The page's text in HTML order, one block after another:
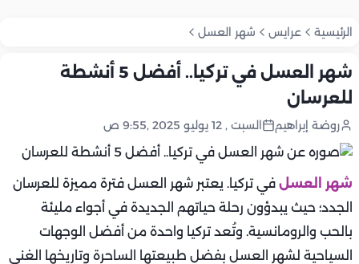
الرئيسية عرايس شهر العسل
شهر العسل في تركيا.. أفضل 5 أنشطة
للعرسان
روضة إبراهيم السبت , 12 يوليو 2025 ,9:55 ص
شهر العسل في تركيا. يعتبر شهر العسل فترة مميزة للعرسان
الجدد؛ حيث يبدؤون رحلة حياتهم الجديدة في أجواء مليئة
بالحب والرومانسية. وتُعد تركيا واحدة من أفضل الوجهات
السياحية لشهر العسل بفضل طبيعتها الساحرة وتاريخها الغني